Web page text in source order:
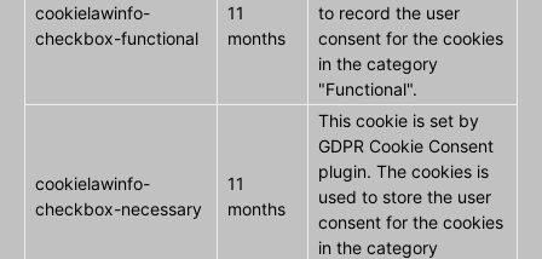
cookielawinfo-
checkbox-functional
11
months
to record the user
consent for the cookies
in the category
"Functional".
cookielawinfo-
checkbox-necessary
11
months
This cookie is set by
GDPR Cookie Consent
plugin. The cookies is
used to store the user
consent for the cookies
in the category